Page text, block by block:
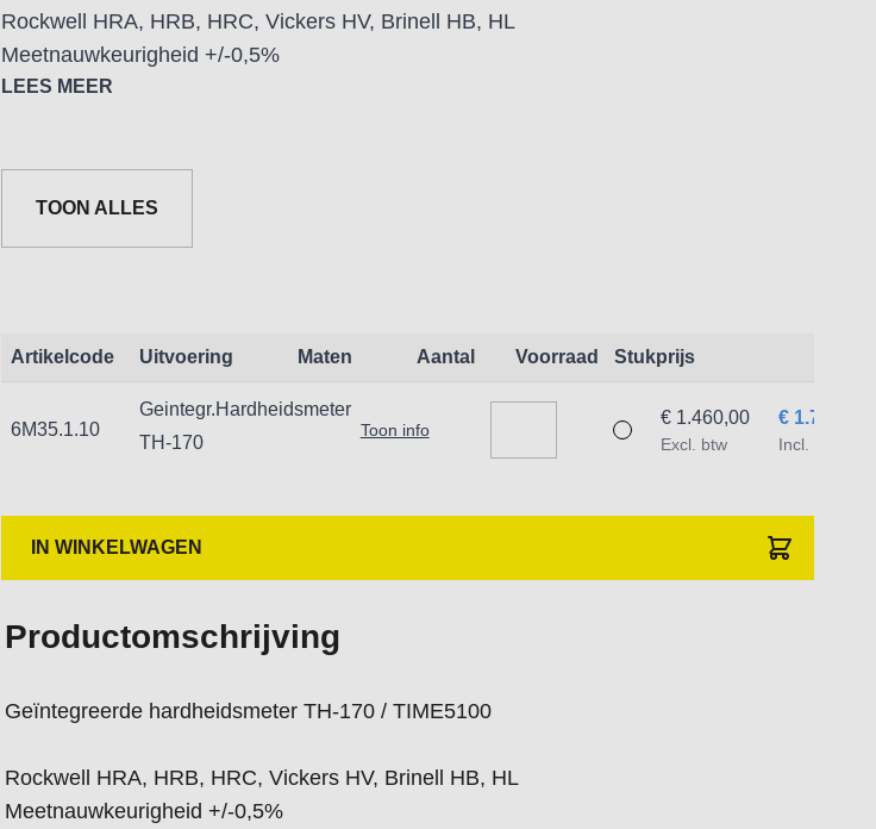
Rockwell HRA, HRB, HRC, Vickers HV, Brinell HB, HL
Meetnauwkeurigheid +/-0,5%
Ingebouwd slaglichaam type D
Inclusief NIMH accu-batterij
Achtergrond verlichting
Typische Toepassingen:
Op lokatie meten.
Herhaaldelijk meten tijdens de produktie.
Meten op moeilijk toegankelijke plaatsen als componenten en installaties.
calibreer-testblok, een oplaadapparaat en een Nederlandse handleiding.
LEES MEER
TOON ALLES
Artikelcode Uitvoering Maten Aantal Voorraad Stukprijs
6M35.1.10
Geintegr.Hardheidsmeter
TH-170
Toon info
€ 1.766,60
Incl. btw
€ 1.460,00
Excl. btw
IN WINKELWAGEN
Productomschrijving
Geïntegreerde hardheidsmeter TH-170 / TIME5100
Rockwell HRA, HRB, HRC, Vickers HV, Brinell HB, HL
Meetnauwkeurigheid +/-0,5%